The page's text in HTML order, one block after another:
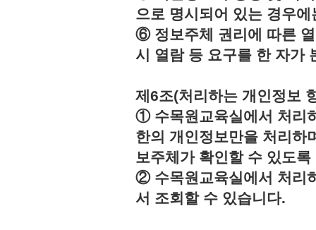
으로 명시되어 있는 경우
⑥ 정보주체 권리에 따른
시 열람 등 요구를 한 자가
제6조(처리하는 개인정보
① 수목원교육실에서 처리
한의 개인정보만을 처리하
보주체가 확인할 수 있도
② 수목원교육실에서 처리
서 조회할 수 있습니다.